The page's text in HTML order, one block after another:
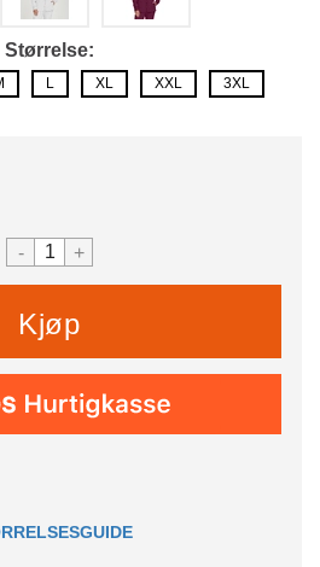
Størrelse
L XL XXL 3XL
- +
Kjøp